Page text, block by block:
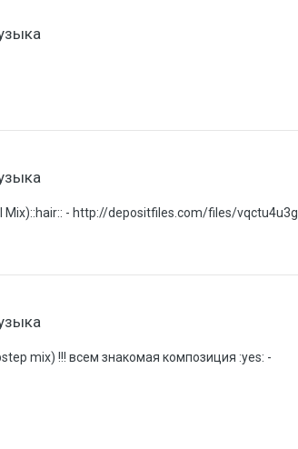
Mix)::hair:: - http://depositfiles.com/files/vqctu4u3g
mix) !!! всем знакомая композиция :yes: -